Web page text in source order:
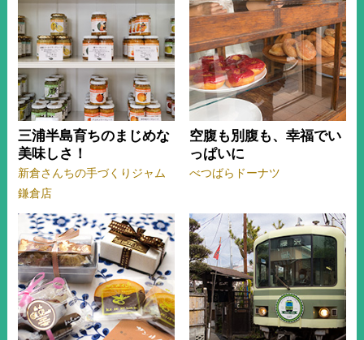
三浦半島育ちのまじめな
美味しさ！
新倉さんちの手づくりジャム
鎌倉店
空腹も別腹も、幸福でい
っぱいに
べつばらドーナツ